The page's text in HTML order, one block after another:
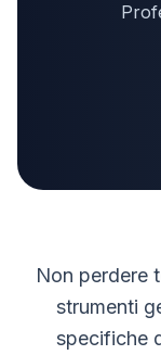
Non perdere
strumenti
specifiche